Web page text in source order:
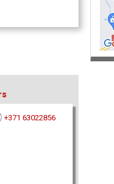
+371 63022856